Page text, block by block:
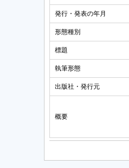
発行・発表の年月
形態種別
標題
執筆形態
出版社・発行元
概要